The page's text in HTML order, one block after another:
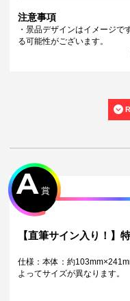
注意事項
・景品デザインはイメージ
る可能性がございます。
・景品の種類または景品デザ
・景品の配送完了から1ヶ月
到着に関する対応は原則いた
・本サービスで獲得された景
・本サービスで獲得された動
渡、その他著作権を侵害する
・当選権利は当選者ご本人
クション等への出品、その他
・運営様の都合により、一部
合がございます。その場合、
可能性がございます。（該当
きます。）
ズ・縫製・糸くずなどに関し
・弊社サイト以外で景品を購
A 賞
【直筆サイン入り！】
仕様：本体：約
よってサイズが異なります。